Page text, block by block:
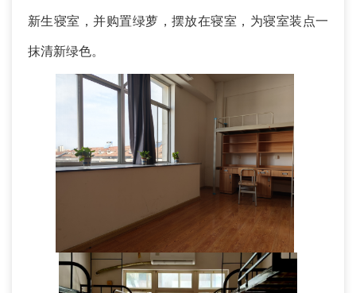
新生寝室，并购置绿萝，摆放在寝室，为寝室装点一
抹清新绿色。